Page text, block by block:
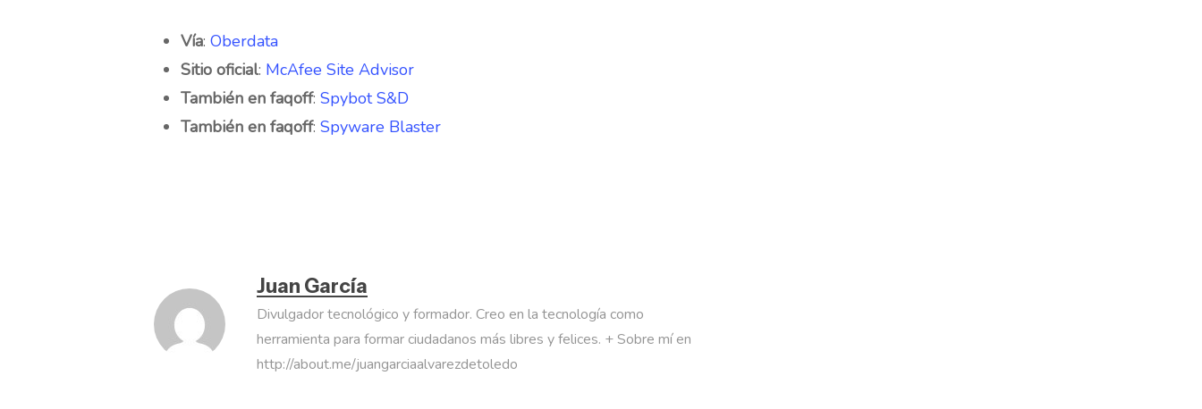
Vía: Oberdata
Sitio oficial: McAfee Site Advisor
También en faqoff: Spybot S&D
También en faqoff: Spyware Blaster
Juan García
Divulgador tecnológico y formador. Creo en la tecnología como
herramienta para formar ciudadanos más libres y felices. + Sobre mí en
http://about.me/juangarciaalvarezdetoledo